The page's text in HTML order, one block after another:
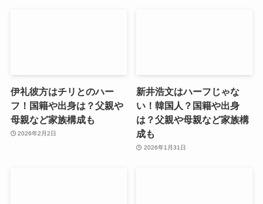
伊礼彼方はチリとのハー
フ！国籍や出身は？父親や
母親など家族構成も
2026年2月2日
新井浩文はハーフじゃな
い！韓国人？国籍や出身
は？父親や母親など家族構
成も
2026年1月31日